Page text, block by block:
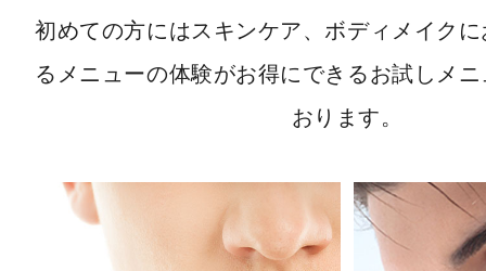
初めての方にはスキンケア、ボディメイク
るメニューの体験がお得にできるお試しメ
おります。